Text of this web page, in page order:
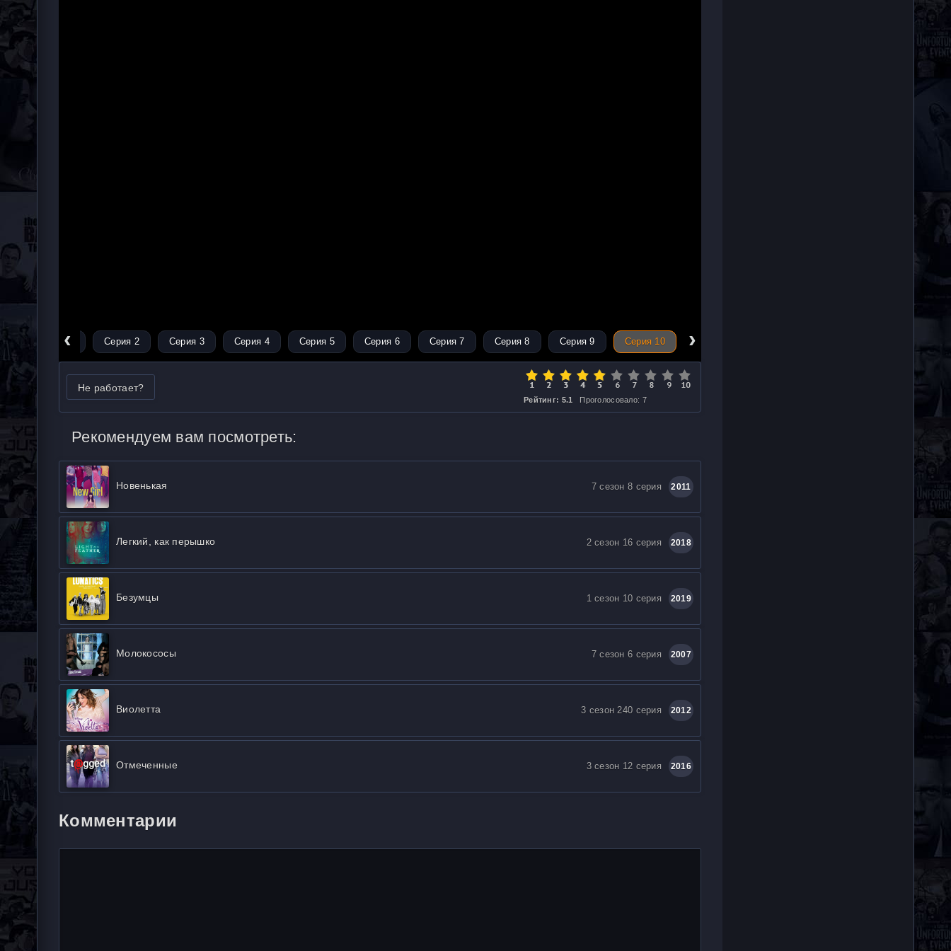
‹
Серия 1 Серия 2 Серия 3 Серия 4 Серия 5 Серия 6 Серия 7 Серия 8 Серия 9 Серия 10 ›
Не работает?
Рейтинг: 5.1 Проголосовало: 7
Рекомендуем вам посмотреть:
Новенькая 7 сезон 8 серия 2011
Легкий, как перышко 2 сезон 16 серия 2018
Безумцы 1 сезон 10 серия 2019
Молокососы 7 сезон 6 серия 2007
Виолетта 3 сезон 240 серия 2012
Отмеченные 3 сезон 12 серия 2016
Комментарии